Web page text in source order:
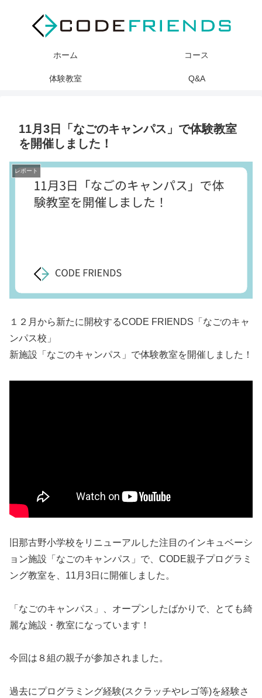
ホーム コース
体験教室 Q&A
11月3日「なごのキャンパス」で体験教室
を開催しました！
レポート
１２月から新たに開校するCODE FRIENDS「なごのキャ
ンパス校」
新施設「なごのキャンパス」で体験教室を開催しました！
旧那古野小学校をリニューアルした注目のインキュベーシ
ョン施設「なごのキャンパス」で、CODE親子プログラミ
ング教室を、11月3日に開催しました。
「なごのキャンパス」、オープンしたばかりで、とても綺
麗な施設・教室になっています！
今回は８組の親子が参加されました。
過去にプログラミング経験(スクラッチやレゴ等)を経験さ